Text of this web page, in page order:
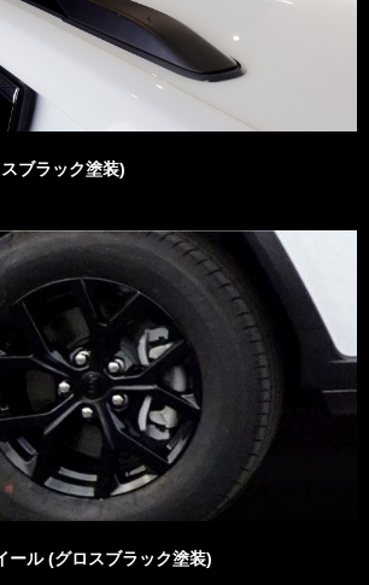
ブラック塗装)
ール (グロスブラック塗装)